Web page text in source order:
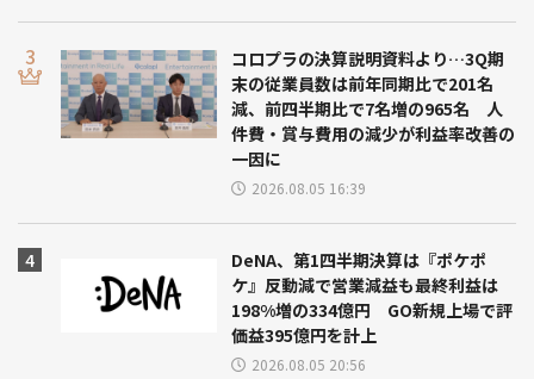
コロプラの決算説明資料より…3Q期
末の従業員数は前年同期比で201名
減、前四半期比で7名増の965名 人
件費・賞与費用の減少が利益率改善の
一因に
2026.08.05 16:39
DeNA、第1四半期決算は『ポケポ
ケ』反動減で営業減益も最終利益は
198%増の334億円 GO新規上場で評
価益395億円を計上
2026.08.05 20:56